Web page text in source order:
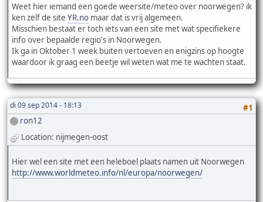
Weet hier iemand een goede weersite/meteo over noorwegen? ik
ken zelf de site YR.no maar dat is vrij algemeen.
Misschien bestaat er toch iets van een site met wat specifiekere
info over bepaalde regio's in Noorwegen.
Ik ga in Oktober 1 week buiten vertoeven en enigzins op hoogte
waardoor ik graag een beetje wil weten wat me te wachten staat.
di 09 sep 2014 - 18:13
#1
ron12
Location: nijmegen-oost
Hier wel een site met een heleboel plaats namen uit Noorwegen
http://www.worldmeteo.info/nl/europa/noorwegen/